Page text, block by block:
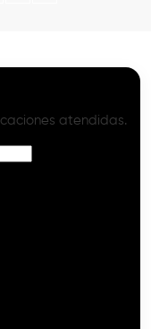
atendidas.